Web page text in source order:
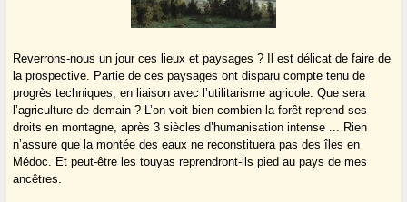
Reverrons-nous un jour ces lieux et paysages ? Il est délicat de faire de
la prospective. Partie de ces paysages ont disparu compte tenu de
progrès techniques, en liaison avec l’utilitarisme agricole. Que sera
l’agriculture de demain ? L’on voit bien combien la forêt reprend ses
droits en montagne, après 3 siècles d’humanisation intense ... Rien
n’assure que la montée des eaux ne reconstituera pas des îles en
Médoc. Et peut-être les touyas reprendront-ils pied au pays de mes
ancêtres.